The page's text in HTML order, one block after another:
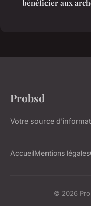
bénéficier aux
Probsd
Votre source
AccueilMentions légales
© 2026